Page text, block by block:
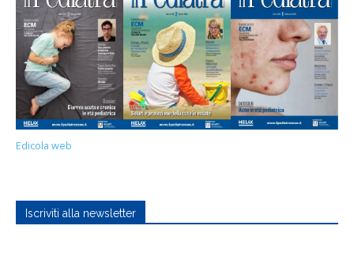
Edicola web
Iscriviti alla newsletter